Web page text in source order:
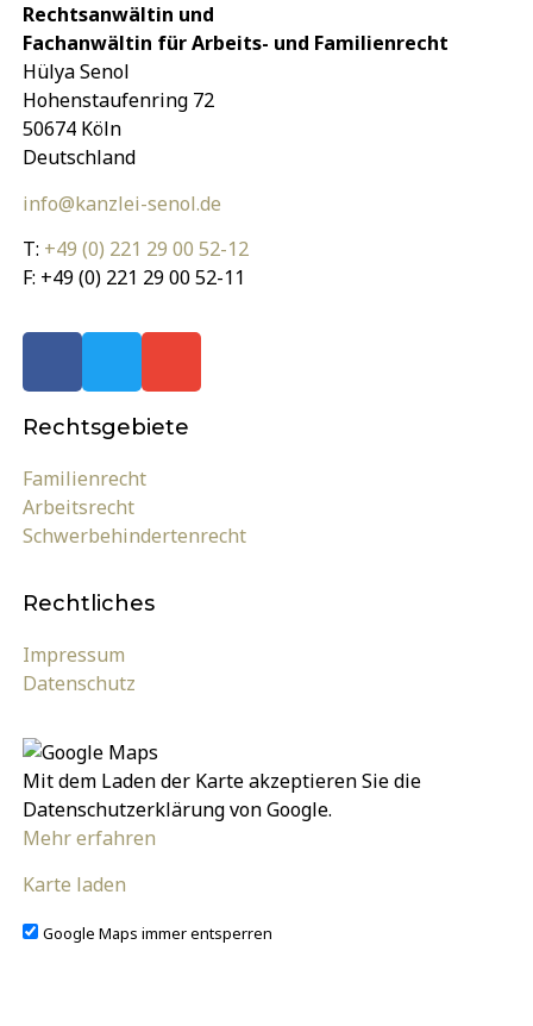
Rechtsanwältin und
Fachanwältin für Arbeits- und Familienrecht
Hülya Senol
Hohenstaufenring 72
50674 Köln
Deutschland
info@kanzlei-senol.de
T: +49 (0) 221 29 00 52-12
F: +49 (0) 221 29 00 52-11
Rechts­gebiete
Familienrecht
Arbeitsrecht
Schwerbehindertenrecht
Rechtliches
Impressum
Datenschutz
Mit dem Laden der Karte akzeptieren Sie die
Datenschutzerklärung von Google.
Mehr erfahren
Karte laden
Google Maps immer entsperren